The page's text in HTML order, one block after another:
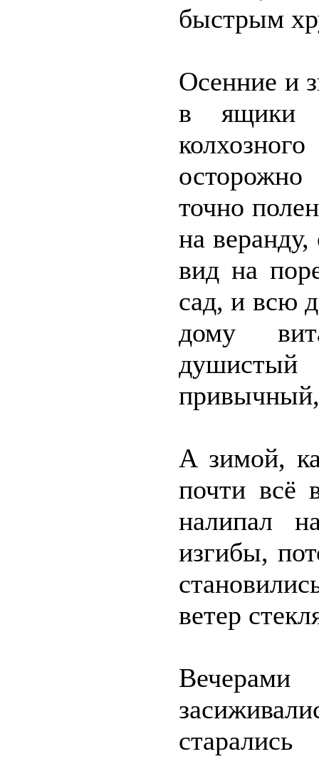
быстрым
Осенние и
в ящики
точно
на
вид на
сад, и всю
дому
привычный,
А зимой,
почти всё
налипал
изгибы,
ветер